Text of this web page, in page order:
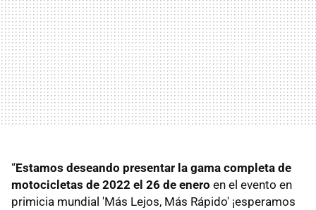
“Estamos deseando presentar la gama completa de
motocicletas de 2022 el 26 de enero en el evento en
primicia mundial 'Más Lejos, Más Rápido' ¡esperamos